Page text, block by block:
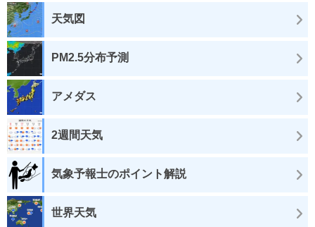
天気図
PM2.5分布予測
アメダス
2週間天気
気象予報士のポイント解説
世界天気